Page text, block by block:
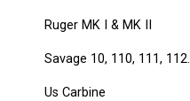
Ruger MK I & MK II
Savage 10, 110, 111, 112.
Us Carbine